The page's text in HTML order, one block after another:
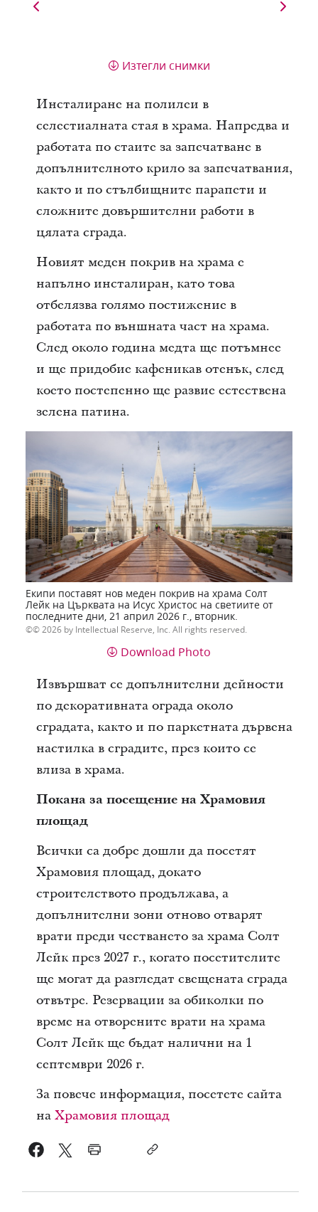
Изтегли снимки
Инсталиране на полилеи в
селестиалната стая в храма. Напредва и
работата по стаите за запечатване в
допълнителното крило за запечатвания,
както и по стълбищните парапети и
сложните довършителни работи в
цялата сграда.
Новият меден покрив на храма е
напълно инсталиран, като това
отбелязва голямо постижение в
работата по външната част на храма.
След около година медта ще потъмнее
и ще придобие кафеникав отенък, след
което постепенно ще развие естествена
зелена патина.
Екипи поставят нов меден покрив на храма Солт
Лейк на Църквата на Исус Христос на светиите от
последните дни, 21 април 2026 г., вторник.
© 2026 by Intellectual Reserve, Inc. All rights reserved.
Download Photo
Извършват се допълнителни дейности
по декоративната ограда около
сградата, както и по паркетната дървена
настилка в сградите, през които се
влиза в храма.
Покана за посещение на Храмовия
площад
Всички са добре дошли да посетят
Храмовия площад, докато
строителството продължава, а
допълнителни зони отново отварят
врати преди честването за храма Солт
Лейк през 2027 г., когато посетителите
ще могат да разгледат свещената сграда
отвътре. Резервации за обиколки по
време на отворените врати на храма
Солт Лейк ще бъдат налични на 1
септември 2026 г.
За повече информация, посетете сайта
на Храмовия площад